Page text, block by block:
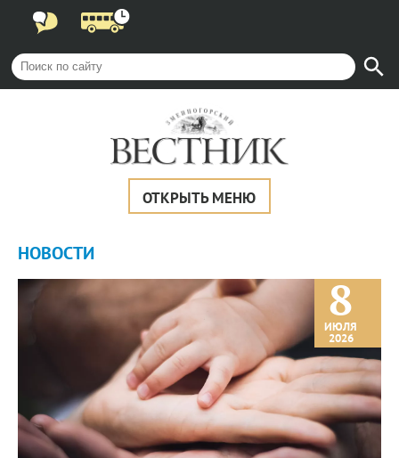
ОТКРЫТЬ МЕНЮ
НОВОСТИ
8
ИЮЛЯ
2026